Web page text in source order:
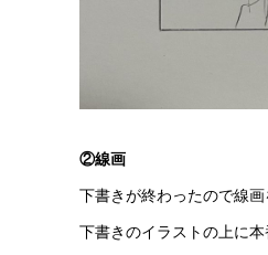
②線画
下書きが終わったので線画
下書きのイラストの上に本